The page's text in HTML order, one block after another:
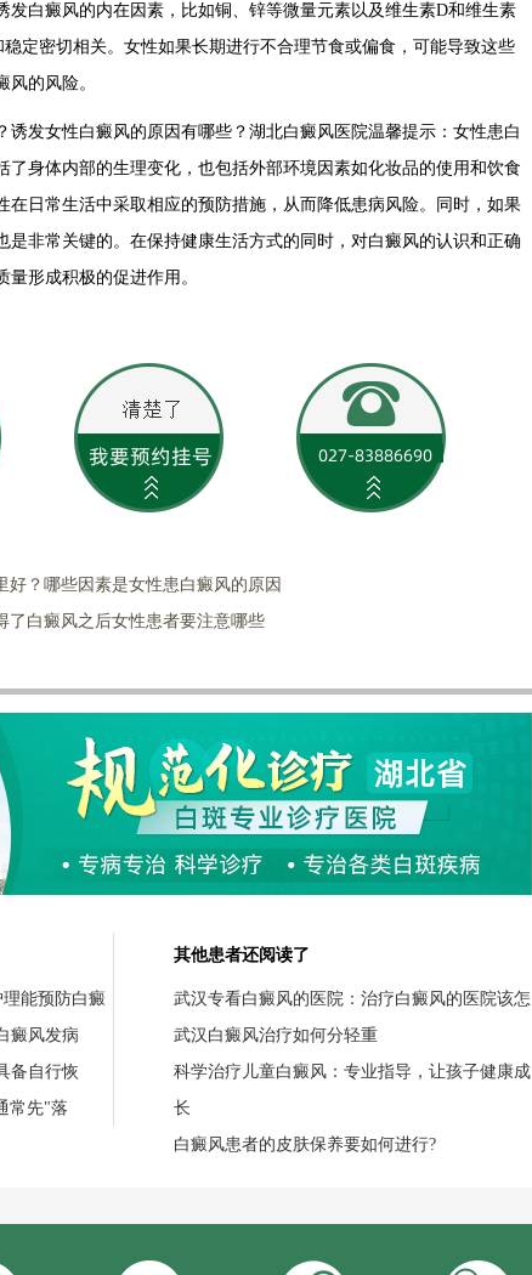
发白癜风的内在因素，比如铜、锌等微量元素以及维生素D和维生素
定密切相关。女性如果长期进行不合理节食或偏食，可能导致这些
的风险。
诱发女性白癜风的原因有哪些？ 湖北白癜风医院温馨提示：女性患白
了身体内部的生理变化，也包括外部环境因素如化妆品的使用和饮食
在日常生活中采取相应的预防措施，从而降低患病风险。同时，如果
是非常关键的。在保持健康生活方式的同时，对白癜风的认识和正确
形成积极的促进作用。
好？哪些因素是女性患白癜风的原因
了白癜风之后女性患者要注意哪些
能预防白癜
癜风发病
备自行恢
常先"落
其他患者还阅读了
武汉专看白癜风的医院：治疗白癜风的医院该怎
武汉白癜风治疗如何分轻重
科学治疗儿童白癜风：专业指导，让孩子健康成
长
白癜风患者的皮肤保养要如何进行?